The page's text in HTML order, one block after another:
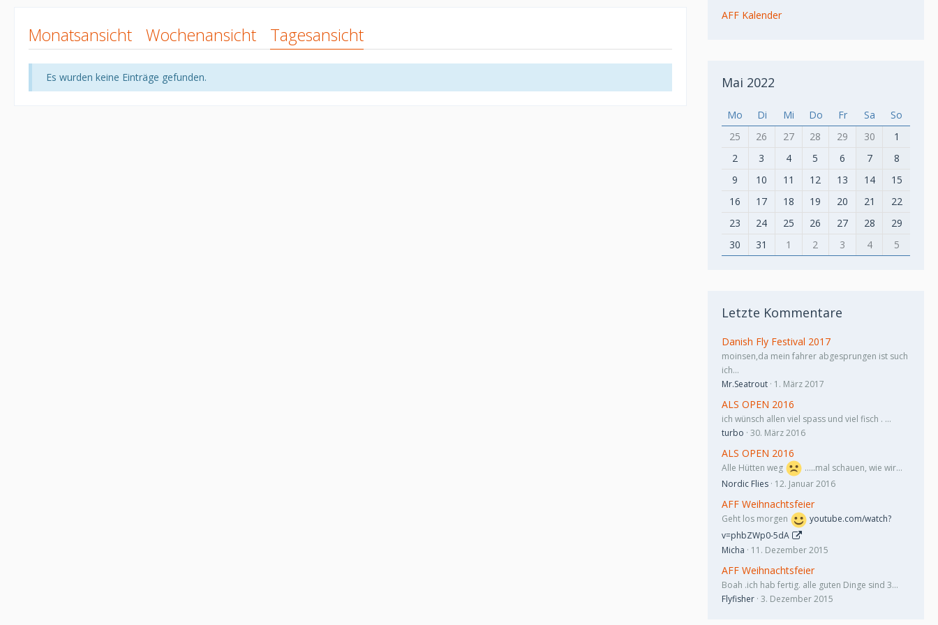
Monatsansicht Wochenansicht Tagesansicht
Es wurden keine Einträge gefunden.
AFF Kalender
Mai 2022
Mo Di Mi Do Fr Sa
So
25
26 27 28 29 30
1
2
3 4 5 6 7
8
9
10 11 12 13 14
15
16
17 18 19 20 21
22
23
24 25 26 27 28
29
30
31 1 2 3 4 5
Letzte Kommentare
Danish Fly Festival 2017
moinsen,da mein fahrer abgesprungen ist such
ich…
Mr.Seatrout 1. März 2017
ALS OPEN 2016
ich wünsch allen viel spass und viel fisch . …
turbo 30. März 2016
ALS OPEN 2016
Alle Hütten weg
.....mal schauen, wie wir…
Nordic Flies 12. Januar 2016
AFF Weihnachtsfeier
Geht los morgen
youtube.com/watch?
v=phbZWp0-5dA
Micha
11. Dezember 2015
AFF Weihnachtsfeier
Boah .ich hab fertig. alle guten Dinge sind 3…
Flyfisher 3. Dezember 2015